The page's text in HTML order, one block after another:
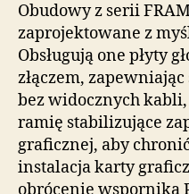
Obudowy z serii
zaprojektowane z
Obsługują one płyty
złączem,
bez widocznych
ramię stabilizujące
graficznej, aby
instalacja karty